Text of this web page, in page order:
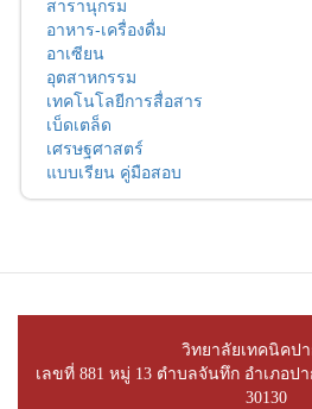
สารานุกรม
อาหาร-เครื่องดื่ม
อาเซียน
อุตสาหกรรม
เทคโนโลยีการสื่อสาร
เบ็ดเตล็ด
เศรษฐศาสตร์
แบบเรียน คู่มือสอบ
วิทยาลัยเทคนิคป
เลขที่ 881 หมู่ 13 ตำบลจันทึก อำเภอป
30130